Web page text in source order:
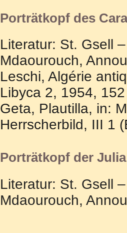
Porträtkopf des
Literatur: St. Gsell
Mdaourouch,
Leschi, Algérie
Libyca 2, 1954,
Geta, Plautilla, in:
Herrscherbild, III 1
Porträtkopf der
Literatur: St. Gsell
Mdaourouch,